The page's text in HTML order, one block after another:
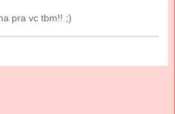
pra vc tbm!! ;)